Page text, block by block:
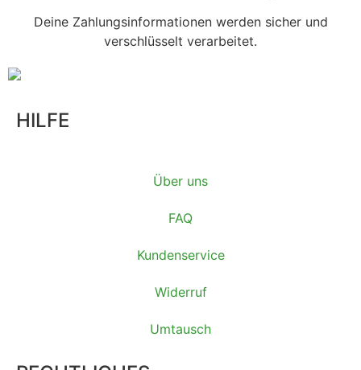
Deine Zahlungsinformationen werden sicher und
verschlüsselt verarbeitet.
HILFE
Über uns
FAQ
Kundenservice
Widerruf
Umtausch